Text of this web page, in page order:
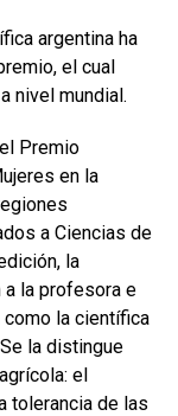
argentina ha
el cual
nivel mundial.
Premio
en la
a Ciencias de
la
a la profesora e
como la científica
la distingue
el
tolerancia de las